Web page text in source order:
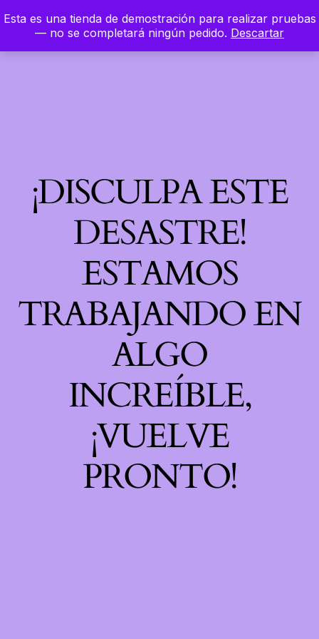
Esta es una tienda de demostración para realizar pruebas
— no se completará ningún pedido. Descartar
Hierbaloca LinkedIn
Instagram
Facebook
Acceder
¡DISCULPA ESTE
DESASTRE!
ESTAMOS
TRABAJANDO EN
ALGO
INCREÍBLE,
¡VUELVE
PRONTO!